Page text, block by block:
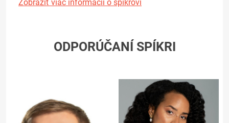
Zobraziť viac informácií o spíkrovi
ODPORÚČANÍ SPÍKRI